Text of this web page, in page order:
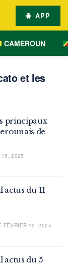
APP
CAMEROUN
et les
principaux
de
15, 2025
actus du 11
FÉVRIER 12, 2025
actus du 5